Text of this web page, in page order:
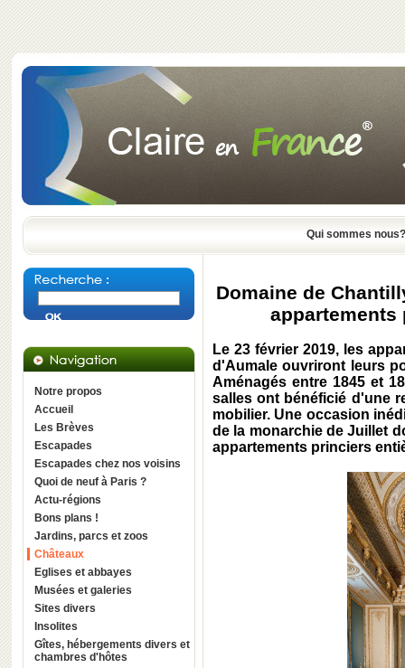
Qui sommes nous?
Notre propos
Accueil
Les Brèves
Escapades
Escapades chez nos voisins
Quoi de neuf à Paris ?
Actu-régions
Bons plans !
Jardins, parcs et zoos
Châteaux
Eglises et abbayes
Musées et galeries
Sites divers
Insolites
Gîtes, hébergements divers et
chambres d'hôtes
Domaine de
appartements
Le 23 février 2019, les
d'Aumale ouvriront leurs
Aménagés entre 1845 et
salles ont bénéficié d'une
mobilier. Une occasion
de la monarchie de Juillet
appartements princiers